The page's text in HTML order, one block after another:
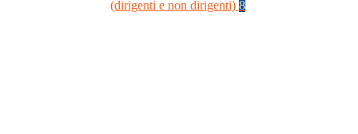
(dirigenti e non dirigenti) 8